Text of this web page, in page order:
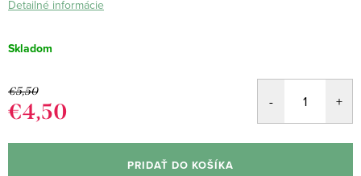
Detailné informácie
Skladom
€5,50
€4,50
cena:
PRIDAŤ DO KOŠÍKA